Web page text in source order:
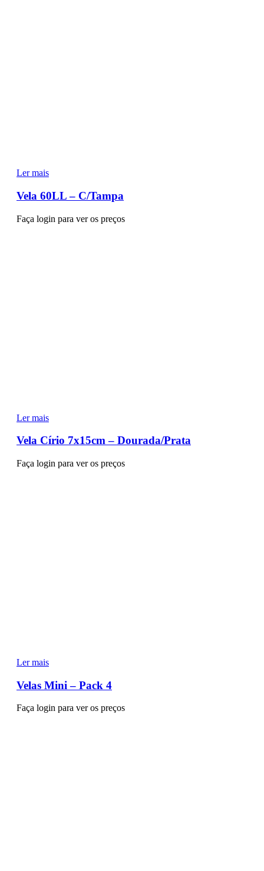
Ler mais
Vela 60LL – C/Tampa
Faça login para ver os preços
Ler mais
Vela Círio 7x15cm – Dourada/Prata
Faça login para ver os preços
Ler mais
Velas Mini – Pack 4
Faça login para ver os preços